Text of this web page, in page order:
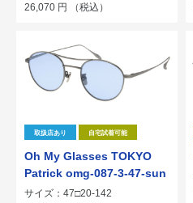
26,070 円 （税込）
取扱店あり 自宅試着可能
Oh My Glasses TOKYO
Patrick omg-087-3-47-sun
サイズ：47□20-142